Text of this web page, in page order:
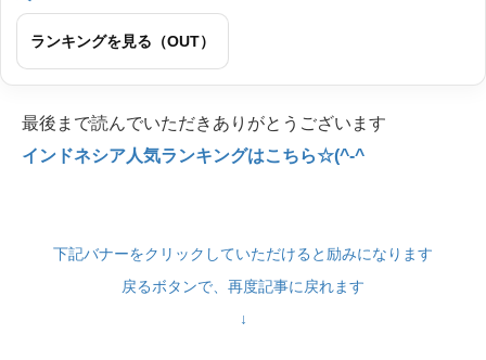
ランキングを見る（OUT）
最後まで読んでいただきありがとうございます
インドネシア人気ランキングはこちら☆(^-^
下記バナーをクリックしていただけると励みになります
戻るボタンで、再度記事に戻れます
↓